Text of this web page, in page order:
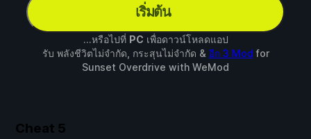
เริ่มต้น
...หรือไปที่ PC เพื่อดาวน์โหลดแอป
รับ พลังชีวิตไม่จำกัด, กระสุนไม่จำกัด & อีก 3 Mod for
Sunset Overdrive with WeMod
Cheat 5